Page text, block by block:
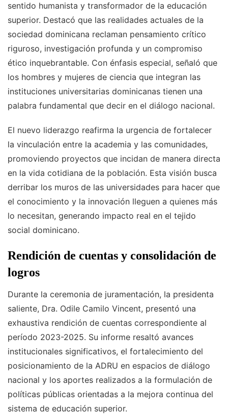
sentido humanista y transformador de la educación
superior. Destacó que las realidades actuales de la
sociedad dominicana reclaman pensamiento crítico
riguroso, investigación profunda y un compromiso
ético inquebrantable. Con énfasis especial, señaló que
los hombres y mujeres de ciencia que integran las
instituciones universitarias dominicanas tienen una
palabra fundamental que decir en el diálogo nacional.
El nuevo liderazgo reafirma la urgencia de fortalecer
la vinculación entre la academia y las comunidades,
promoviendo proyectos que incidan de manera directa
en la vida cotidiana de la población. Esta visión busca
derribar los muros de las universidades para hacer que
el conocimiento y la innovación lleguen a quienes más
lo necesitan, generando impacto real en el tejido
social dominicano.
Rendición de cuentas y consolidación de
logros
Durante la ceremonia de juramentación, la presidenta
saliente, Dra. Odile Camilo Vincent, presentó una
exhaustiva rendición de cuentas correspondiente al
período 2023-2025. Su informe resaltó avances
institucionales significativos, el fortalecimiento del
posicionamiento de la ADRU en espacios de diálogo
nacional y los aportes realizados a la formulación de
políticas públicas orientadas a la mejora continua del
sistema de educación superior.